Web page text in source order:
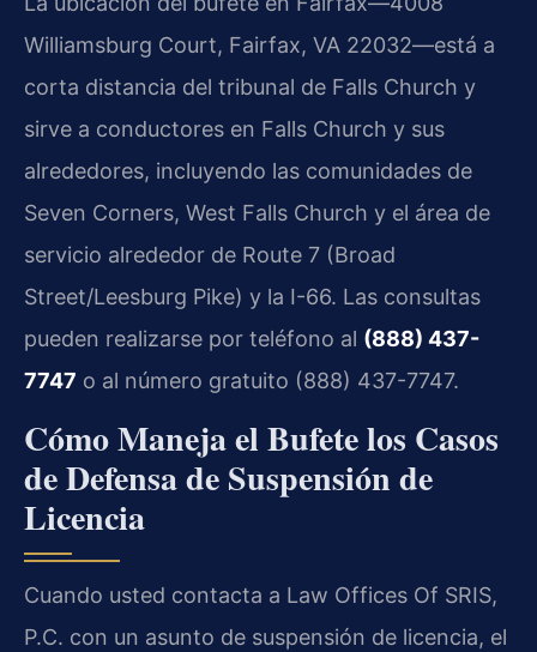
Williamsburg Court, Fairfax, VA 22032—está a
corta distancia del tribunal de Falls Church y
sirve a conductores en Falls Church y sus
alrededores, incluyendo las comunidades de
Seven Corners, West Falls Church y el área de
servicio alrededor de Route 7 (Broad
Street/Leesburg Pike) y la I-66. Las consultas
pueden realizarse por teléfono al (888) 437-
7747 o al número gratuito (888) 437-7747.
Cómo Maneja el Bufete los Casos
de Defensa de Suspensión de
Licencia
Cuando usted contacta a Law Offices Of SRIS,
P.C. con un asunto de suspensión de licencia, el